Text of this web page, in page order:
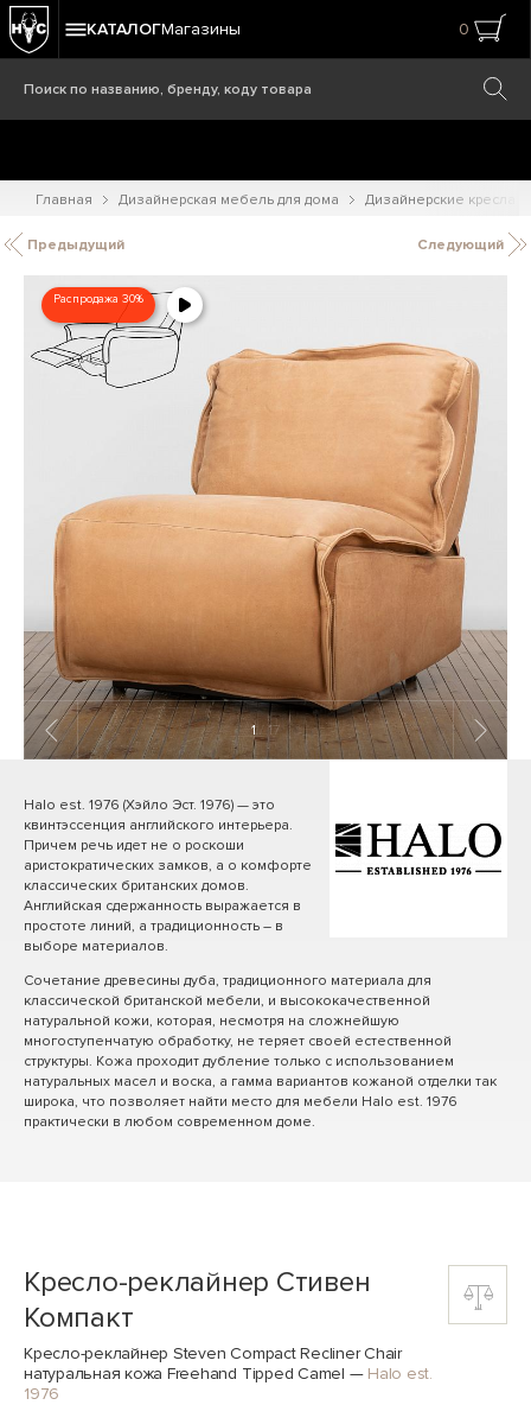
КАТАЛОГМагазины 0
Главная Дизайнерская мебель для дома Дизайнерские кресла
Предыдущий Следующий
Распродажа 30%
1/ 17
Halo est. 1976 (Хэйло Эст. 1976) — это
квинтэссенция английского интерьера.
Причем речь идет не о роскоши
аристократических замков, а о комфорте
классических британских домов.
Английская сдержанность выражается в
простоте линий, а традиционность – в
выборе материалов.
Сочетание древесины дуба, традиционного материала для
классической британской мебели, и высококачественной
натуральной кожи, которая, несмотря на сложнейшую
многоступенчатую обработку, не теряет своей естественной
структуры. Кожа проходит дубление только с использованием
натуральных масел и воска, а гамма вариантов кожаной отделки так
широка, что позволяет найти место для мебели Halo est. 1976
практически в любом современном доме.
Кресло-реклайнер Стивен
Компакт
Кресло-реклайнер Steven Compact Recliner Chair
натуральная кожа Freehand Tipped Camel — Halo est.
1976